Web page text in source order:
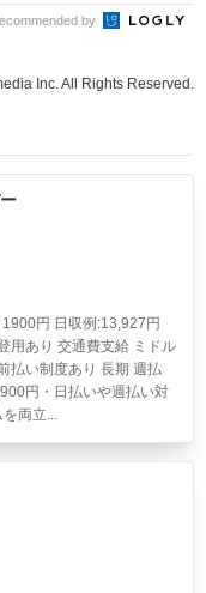
by
Inc. All Rights Reserved.
1900円 日収例:13,927円
用あり 交通費支給 ミドル
払い制度あり 長期 週払
円・日払いや週払い対
両立...